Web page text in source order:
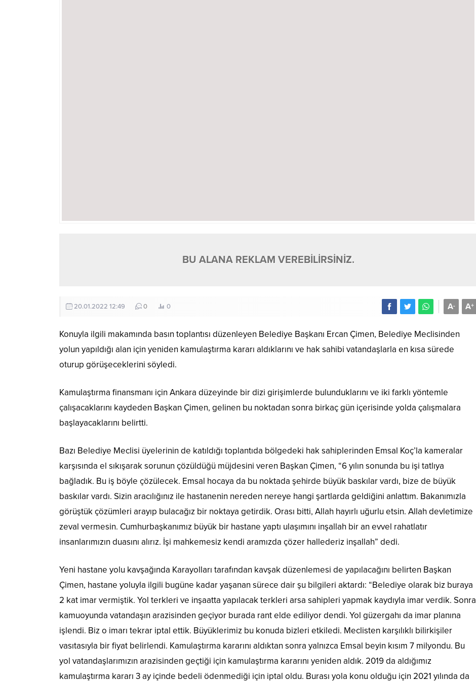
BU ALANA REKLAM VEREBİLİRSİNİZ.
20.01.2022 12:49 0 0 A+
A-
Konuyla ilgili makamında basın toplantısı düzenleyen Belediye Başkanı Ercan Çimen, Belediye Meclisinden
yolun yapıldığı alan için yeniden kamulaştırma kararı aldıklarını ve hak sahibi vatandaşlarla en kısa sürede
oturup görüşeceklerini söyledi.
Kamulaştırma finansmanı için Ankara düzeyinde bir dizi girişimlerde bulunduklarını ve iki farklı yöntemle
çalışacaklarını kaydeden Başkan Çimen, gelinen bu noktadan sonra birkaç gün içerisinde yolda çalışmalara
başlayacaklarını belirtti.
Bazı Belediye Meclisi üyelerinin de katıldığı toplantıda bölgedeki hak sahiplerinden Emsal Koç’la kameralar
karşısında el sıkışarak sorunun çözüldüğü müjdesini veren Başkan Çimen, “6 yılın sonunda bu işi tatlıya
bağladık. Bu iş böyle çözülecek. Emsal hocaya da bu noktada şehirde büyük baskılar vardı, bize de büyük
baskılar vardı. Sizin aracılığınız ile hastanenin nereden nereye hangi şartlarda geldiğini anlattım. Bakanımızla
görüştük çözümleri arayıp bulacağız bir noktaya getirdik. Orası bitti, Allah hayırlı uğurlu etsin. Allah devletimize
zeval vermesin. Cumhurbaşkanımız büyük bir hastane yaptı ulaşımını inşallah bir an evvel rahatlatır
insanlarımızın duasını alırız. İşi mahkemesiz kendi aramızda çözer hallederiz inşallah” dedi.
Yeni hastane yolu kavşağında Karayolları tarafından kavşak düzenlemesi de yapılacağını belirten Başkan
Çimen, hastane yoluyla ilgili bugüne kadar yaşanan sürece dair şu bilgileri aktardı: “Belediye olarak biz buraya
2 kat imar vermiştik. Yol terkleri ve inşaatta yapılacak terkleri arsa sahipleri yapmak kaydıyla imar verdik. Sonra
kamuoyunda vatandaşın arazisinden geçiyor burada rant elde ediliyor dendi. Yol güzergahı da imar planına
işlendi. Biz o imarı tekrar iptal ettik. Büyüklerimiz bu konuda bizleri etkiledi. Meclisten karşılıklı bilirkişiler
vasıtasıyla bir fiyat belirlendi. Kamulaştırma kararını aldıktan sonra yalnızca Emsal beyin kısım 7 milyondu. Bu
yol vatandaşlarımızın arazisinden geçtiği için kamulaştırma kararını yeniden aldık. 2019 da aldığımız
kamulaştırma kararı 3 ay içinde bedeli ödenmediği için iptal oldu. Burası yola konu olduğu için 2021 yılında da